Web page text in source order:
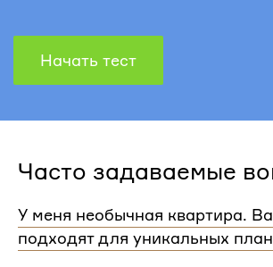
Начать тест
Часто задаваемые
У меня необычная квартира.
подходят для уникальных